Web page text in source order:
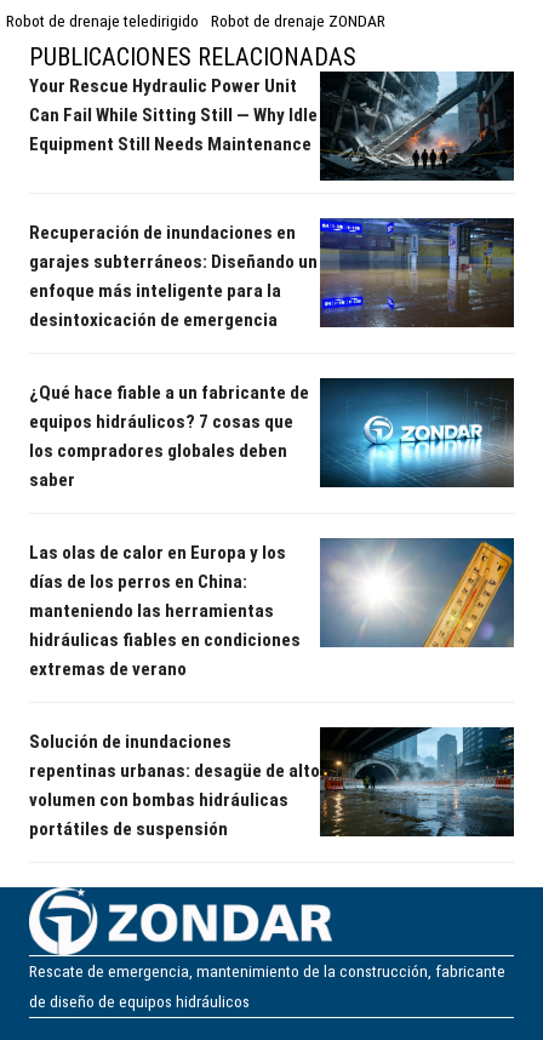
Robot de drenaje teledirigido Robot de drenaje ZONDAR
PUBLICACIONES RELACIONADAS
Your Rescue Hydraulic Power Unit
Can Fail While Sitting Still — Why Idle
Equipment Still Needs Maintenance
Recuperación de inundaciones en
garajes subterráneos: Diseñando un
enfoque más inteligente para la
desintoxicación de emergencia
¿Qué hace fiable a un fabricante de
equipos hidráulicos? 7 cosas que
los compradores globales deben
saber
Las olas de calor en Europa y los
días de los perros en China:
manteniendo las herramientas
hidráulicas fiables en condiciones
extremas de verano
Solución de inundaciones
repentinas urbanas: desagüe de alto
volumen con bombas hidráulicas
portátiles de suspensión
Rescate de emergencia, mantenimiento de la construcción, fabricante
de diseño de equipos hidráulicos